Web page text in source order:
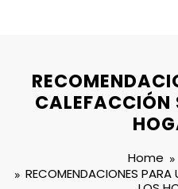
CALEFACCIÓN
Home
RECOMENDACIONES